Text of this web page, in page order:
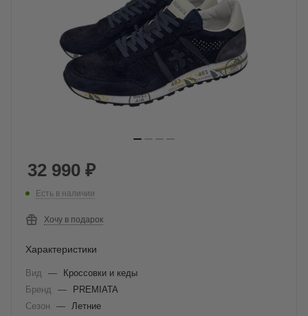
32 990 ₽
Есть в наличии
Хочу в подарок
Характеристики
Вид —
Кроссовки и кеды
Бренд
—
PREMIATA
Сезон
—
Летние